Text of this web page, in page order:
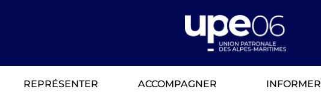
REPRÉSENTER ACCOMPAGNER INFORMER